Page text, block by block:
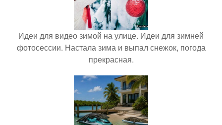
Идеи для видео зимой на улице. Идеи для зимней
фотосессии. Настала зима и выпал снежок, погода
прекрасная.